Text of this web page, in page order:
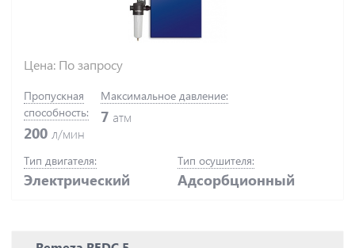
Цена: По запросу
Пропускная
способность:
200 л/мин
Максимальное давление:
7 атм
Тип двигателя:
Электрический
Тип осушителя:
Адсорбционный